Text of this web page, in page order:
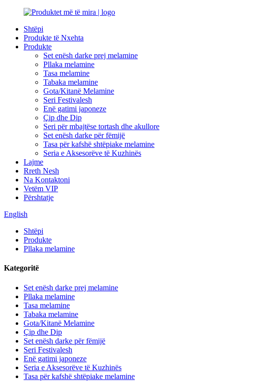
Shtëpi
Produkte të Nxehta
Produkte
Set enësh darke prej melamine
Pllaka melamine
Tasa melamine
Tabaka melamine
Gota/Kitanë Melamine
Seri Festivalesh
Enë gatimi japoneze
Çip dhe Dip
Seri për mbajtëse tortash dhe akullore
Set enësh darke për fëmijë
Tasa për kafshë shtëpiake melamine
Seria e Aksesorëve të Kuzhinës
Lajme
Rreth Nesh
Na Kontaktoni
Vetëm VIP
Përshtatje
English
Shtëpi
Produkte
Pllaka melamine
Kategoritë
Set enësh darke prej melamine
Pllaka melamine
Tasa melamine
Tabaka melamine
Gota/Kitanë Melamine
Çip dhe Dip
Set enësh darke për fëmijë
Seri Festivalesh
Enë gatimi japoneze
Seria e Aksesorëve të Kuzhinës
Tasa për kafshë shtëpiake melamine